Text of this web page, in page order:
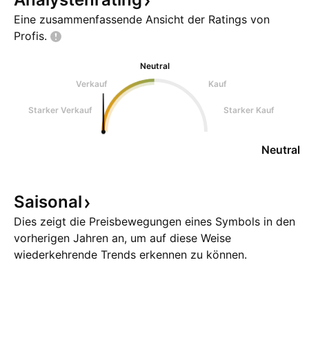
Eine zusammenfassende Ansicht der Ratings von
Profis.
Neutral
Verkauf
Kauf
Starker Verkauf Starker Kauf
Neutral
Saisonal
Dies zeigt die Preisbewegungen eines Symbols in den
vorherigen Jahren an, um auf diese Weise
wiederkehrende Trends erkennen zu können.